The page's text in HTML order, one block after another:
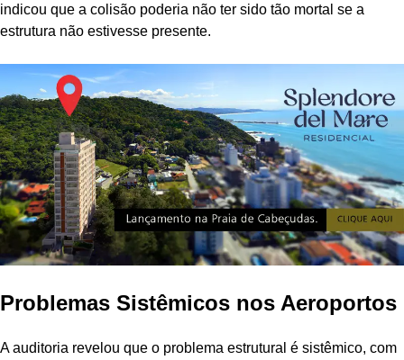
indicou que a colisão poderia não ter sido tão mortal se a
estrutura não estivesse presente.
Problemas Sistêmicos nos Aeroportos
A auditoria revelou que o problema estrutural é sistêmico, com